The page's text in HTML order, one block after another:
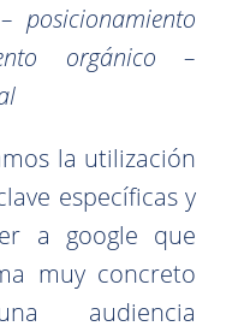
posicionamiento
orgánico –
la utilización
específicas y
a google que
muy concreto
audiencia